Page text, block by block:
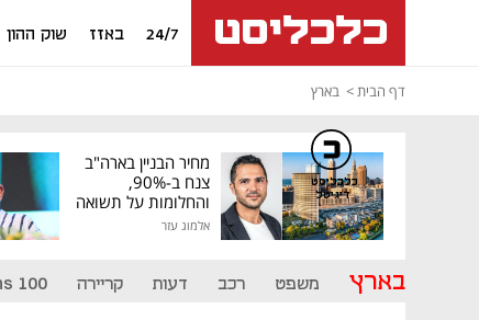
24/7 באזז שוק ההון
דף הבית בארץ
מחיר הבניין בארה"ב
צנח ב-90%,
והחלומות על תשואה
גבוהה התנפצו
אלמוג עזר
בארץ משפט רכב דעות קריירה 100
כלכליסט
דיגיטל